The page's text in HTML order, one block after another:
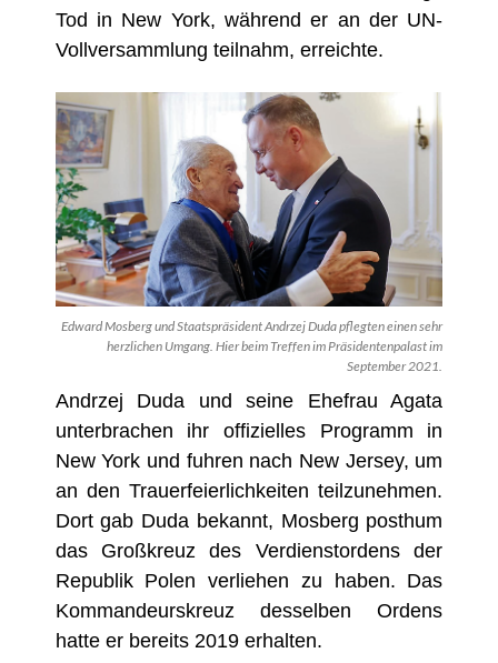
Tod in New York, während er an der UN-
Vollversammlung teilnahm, erreichte.
Edward Mosberg und Staatspräsident Andrzej Duda pflegten einen sehr
herzlichen Umgang. Hier beim Treffen im Präsidentenpalast im
September 2021.
Andrzej Duda und seine Ehefrau Agata
unterbrachen ihr offizielles Programm in
New York und fuhren nach New Jersey, um
an den Trauerfeierlichkeiten teilzunehmen.
Dort gab Duda bekannt, Mosberg posthum
das Großkreuz des Verdienstordens der
Republik Polen verliehen zu haben. Das
Kommandeurskreuz desselben Ordens
hatte er bereits 2019 erhalten.